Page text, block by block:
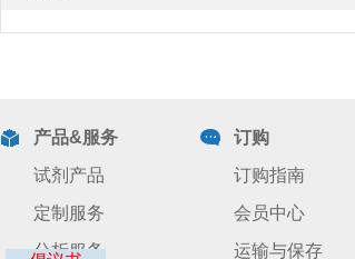
产品&服务
试剂产品
定制服务
分析服务
订购
订购指南
会员中心
运输与保存